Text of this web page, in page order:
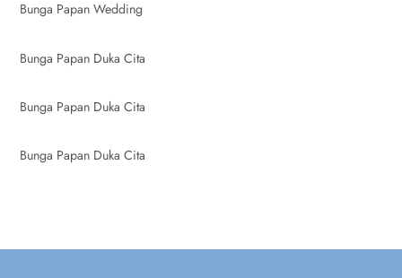
Bunga Papan Wedding
Bunga Papan Duka Cita
Bunga Papan Duka Cita
Bunga Papan Duka Cita